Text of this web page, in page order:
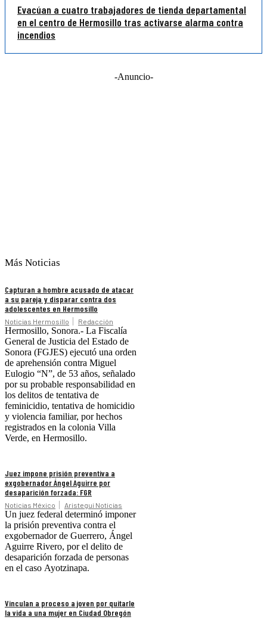
Evacúan a cuatro trabajadores de tienda departamental
en el centro de Hermosillo tras activarse alarma contra
incendios
-Anuncio-
Más Noticias
Capturan a hombre acusado de atacar
a su pareja y disparar contra dos
adolescentes en Hermosillo
Noticias Hermosillo Redacción
Hermosillo, Sonora.- La Fiscalía
General de Justicia del Estado de
Sonora (FGJES) ejecutó una orden
de aprehensión contra Miguel
Eulogio “N”, de 53 años, señalado
por su probable responsabilidad en
los delitos de tentativa de
feminicidio, tentativa de homicidio
y violencia familiar, por hechos
registrados en la colonia Villa
Verde, en Hermosillo.
Juez impone prisión preventiva a
exgobernador Ángel Aguirre por
desaparición forzada: FGR
Noticias México Aristegui Noticias
Un juez federal determinó imponer
la prisión preventiva contra el
exgobernador de Guerrero, Ángel
Aguirre Rivero, por el delito de
desaparición forzada de personas
en el caso Ayotzinapa.
Vinculan a proceso a joven por quitarle
la vida a una mujer en Ciudad Obregón